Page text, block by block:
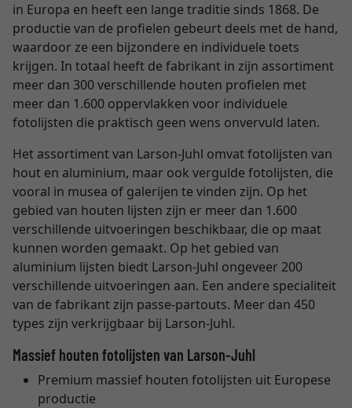
in Europa en heeft een lange traditie sinds 1868. De
productie van de profielen gebeurt deels met de hand,
waardoor ze een bijzondere en individuele toets
krijgen. In totaal heeft de fabrikant in zijn assortiment
meer dan 300 verschillende houten profielen met
meer dan 1.600 oppervlakken voor individuele
fotolijsten die praktisch geen wens onvervuld laten.
Het assortiment van Larson-Juhl omvat fotolijsten van
hout en aluminium, maar ook vergulde fotolijsten, die
vooral in musea of galerijen te vinden zijn. Op het
gebied van houten lijsten zijn er meer dan 1.600
verschillende uitvoeringen beschikbaar, die op maat
kunnen worden gemaakt. Op het gebied van
aluminium lijsten biedt Larson-Juhl ongeveer 200
verschillende uitvoeringen aan. Een andere specialiteit
van de fabrikant zijn passe-partouts. Meer dan 450
types zijn verkrijgbaar bij Larson-Juhl.
Massief houten fotolijsten van Larson-Juhl
Premium massief houten fotolijsten uit Europese
productie